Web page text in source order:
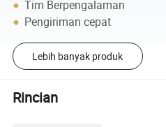
Tim Berpengalaman
Pengiriman cepat
Lebih banyak produk
Rincian